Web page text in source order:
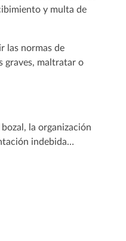
y multa de
las normas de
graves, maltratar o
la organización
indebida…